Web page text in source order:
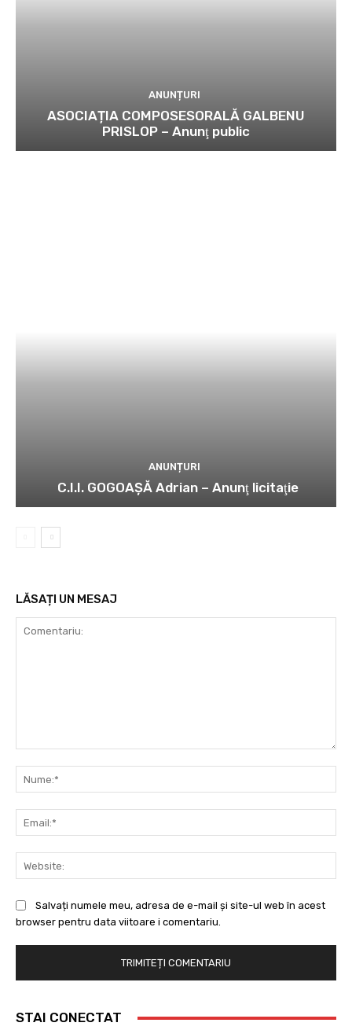
ANUNȚURI
ASOCIAȚIA COMPOSESORALĂ GALBENU
PRISLOP – Anunţ public
ANUNȚURI
C.I.I. GOGOAŞĂ Adrian – Anunţ licitaţie
LĂSAȚI UN MESAJ
Salvați numele meu, adresa de e-mail și site-ul web în acest
browser pentru data viitoare i comentariu.
STAI CONECTAT